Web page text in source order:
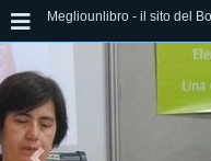
Megliounlibro - il sito del